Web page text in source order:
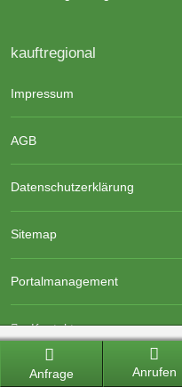
Anfrage Anrufen
kauftregional
Impressum
AGB
Datenschutzerklärung
Sitemap
Portalmanagement
Kontakt